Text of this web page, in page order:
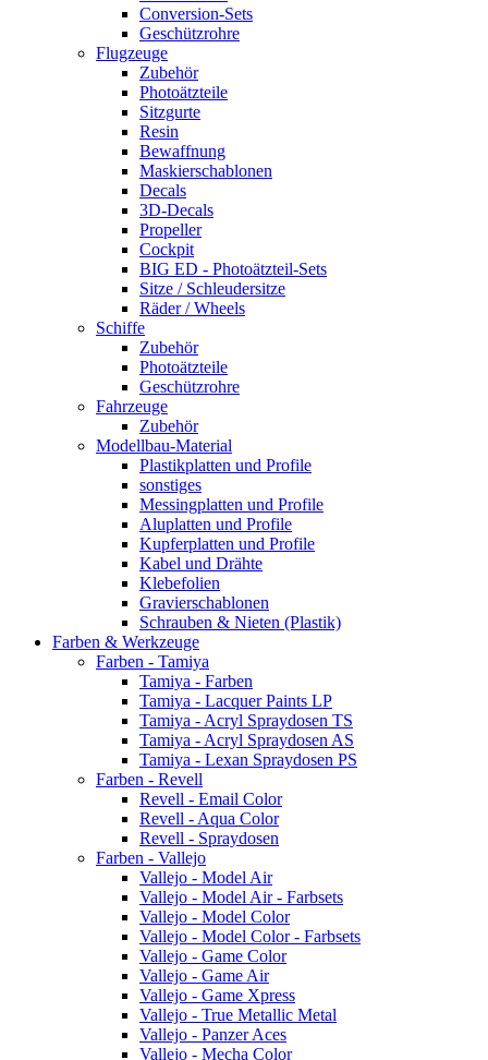
Conversion-Sets
Geschützrohre
Flugzeuge
Zubehör
Photoätzteile
Sitzgurte
Resin
Bewaffnung
Maskierschablonen
Decals
3D-Decals
Propeller
Cockpit
BIG ED - Photoätzteil-Sets
Sitze / Schleudersitze
Räder / Wheels
Schiffe
Zubehör
Photoätzteile
Geschützrohre
Fahrzeuge
Zubehör
Modellbau-Material
Plastikplatten und Profile
sonstiges
Messingplatten und Profile
Aluplatten und Profile
Kupferplatten und Profile
Kabel und Drähte
Klebefolien
Gravierschablonen
Schrauben & Nieten (Plastik)
Farben & Werkzeuge
Farben - Tamiya
Tamiya - Farben
Tamiya - Lacquer Paints LP
Tamiya - Acryl Spraydosen TS
Tamiya - Acryl Spraydosen AS
Tamiya - Lexan Spraydosen PS
Farben - Revell
Revell - Email Color
Revell - Aqua Color
Revell - Spraydosen
Farben - Vallejo
Vallejo - Model Air
Vallejo - Model Air - Farbsets
Vallejo - Model Color
Vallejo - Model Color - Farbsets
Vallejo - Game Color
Vallejo - Game Air
Vallejo - Game Xpress
Vallejo - True Metallic Metal
Vallejo - Panzer Aces
Vallejo - Mecha Color